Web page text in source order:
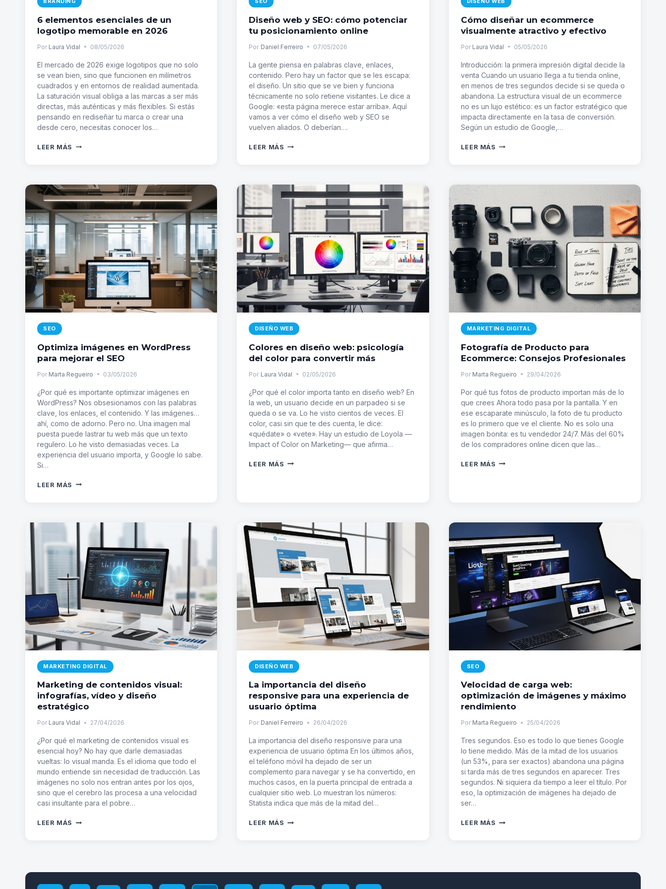
6 elementos esenciales de un
logotipo memorable en 2026
Por Laura Vidal 08/05/2026
El mercado de 2026 exige logotipos que no solo
se vean bien, sino que funcionen en milímetros
cuadrados y en entornos de realidad aumentada.
La saturación visual obliga a las marcas a ser más
directas, más auténticas y más flexibles. Si estás
pensando en rediseñar tu marca o crear una
desde cero, necesitas conocer los…
LEER MÁS
UN
LOGOTIPO
MEMORABLE
EN
2026
Diseño web y SEO: cómo potenciar
tu posicionamiento online
Por Daniel Ferreiro 07/05/2026
La gente piensa en palabras clave, enlaces,
contenido. Pero hay un factor que se les escapa:
el diseño. Un sitio que se ve bien y funciona
técnicamente no solo retiene visitantes. Le dice a
Google: «esta página merece estar arriba». Aquí
vamos a ver cómo el diseño web y SEO se
vuelven aliados. O deberían….
LEER MÁS DISEÑO
CÓMO
POTENCIAR
POSICIONAMIENTO
ONLINE
Cómo diseñar un ecommerce
visualmente atractivo y efectivo
Por Laura Vidal 05/05/2026
Introducción: la primera impresión digital decide la
venta Cuando un usuario llega a tu tienda online,
en menos de tres segundos decide si se queda o
abandona. La estructura visual de un ecommerce
no es un lujo estético: es un factor estratégico que
impacta directamente en la tasa de conversión.
Según un estudio de Google,…
LEER MÁS CÓMO
VISUALMENTE
EFECTIVO
SEO
Optimiza imágenes en WordPress
para mejorar el SEO
Por Marta Regueiro 03/05/2026
¿Por qué es importante optimizar imágenes en
WordPress? Nos obsesionamos con las palabras
clave, los enlaces, el contenido. Y las imágenes…
ahí, como de adorno. Pero no. Una imagen mal
puesta puede lastrar tu web más que un texto
regulero. Lo he visto demasiadas veces. La
experiencia del usuario importa, y Google lo sabe.
Si…
LEER MÁS OPTIMIZA
PARA
MEJORAR
SEO
DISEÑO WEB
Colores en diseño web: psicología
del color para convertir más
Por Laura Vidal 02/05/2026
¿Por qué el color importa tanto en diseño web? En
la web, un usuario decide en un parpadeo si se
queda o se va. Lo he visto cientos de veces. El
color, casi sin que te des cuenta, le dice:
«quédate» o «vete». Hay un estudio de Loyola —
Impact of Color on Marketing— que afirma…
LEER MÁS COLORES
PARA
CONVERTIR
MÁS
MARKETING DIGITAL
Fotografía de Producto para
Ecommerce: Consejos Profesionales
Por Marta Regueiro 29/04/2026
Por qué tus fotos de producto importan más de lo
que crees Ahora todo pasa por la pantalla. Y en
ese escaparate minúsculo, la foto de tu producto
es lo primero que ve el cliente. No es solo una
imagen bonita: es tu vendedor 24/7. Más del 60%
de los compradores online dicen que las…
LEER MÁS FOTOGRAFÍA
PROFESIONALES
MARKETING DIGITAL
Marketing de contenidos visual:
infografías, vídeo y diseño
estratégico
Por Laura Vidal 27/04/2026
¿Por qué el marketing de contenidos visual es
esencial hoy? No hay que darle demasiadas
vueltas: lo visual manda. Es el idioma que todo el
mundo entiende sin necesidad de traducción. Las
imágenes no solo nos entran antes por los ojos,
sino que el cerebro las procesa a una velocidad
casi insultante para el pobre…
LEER MÁS MARKETING
DISEÑO WEB
La importancia del diseño
responsive para una experiencia de
usuario óptima
Por Daniel Ferreiro 26/04/2026
La importancia del diseño responsive para una
experiencia de usuario óptima En los últimos años,
el teléfono móvil ha dejado de ser un
complemento para navegar y se ha convertido, en
muchos casos, en la puerta principal de entrada a
cualquier sitio web. Lo muestran los números:
Statista indica que más de la mitad del…
LEER MÁS LA
SEO
Velocidad de carga web:
optimización de imágenes y máximo
rendimiento
Por Marta Regueiro 25/04/2026
Tres segundos. Eso es todo lo que tienes Google
lo tiene medido. Más de la mitad de los usuarios
(un 53%, para ser exactos) abandona una página
si tarda más de tres segundos en aparecer. Tres
segundos. Ni siquiera da tiempo a leer el título. Por
eso, la optimización de imágenes ha dejado de
ser…
LEER MÁS VELOCIDAD
Navegación